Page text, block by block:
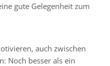
gute Gelegenheit zum
auch zwischen
Noch besser als ein